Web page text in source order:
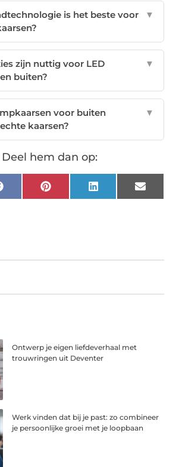
is het beste voor
▼
zijn nuttig voor LED
buiten?
▼
voor buiten
kaarsen?
▼
hem dan op:
FacebookPinterest LinkedIn Email
Ontwerp je eigen liefdeverhaal met
trouwringen uit Deventer
Werk vinden dat bij je past: zo combineer
je persoonlijke groei met je loopbaan